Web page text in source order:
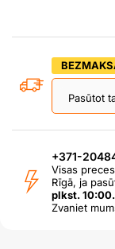
Pasūtot
+371-
Visas
Rīgā, ja
plkst. 10:00.
Zvaniet